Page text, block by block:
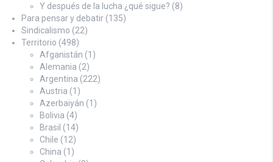
Y después de la lucha ¿qué sigue? (8)
Para pensar y debatir (135)
Sindicalismo (22)
Territorio (498)
Afganistán (1)
Alemania (2)
Argentina (222)
Austria (1)
Azerbaiyán (1)
Bolivia (4)
Brasil (14)
Chile (12)
China (1)